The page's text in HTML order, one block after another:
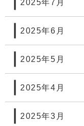
2025年7月
2025年6月
2025年5月
2025年4月
2025年3月